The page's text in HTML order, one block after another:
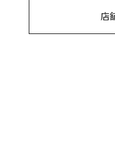
店